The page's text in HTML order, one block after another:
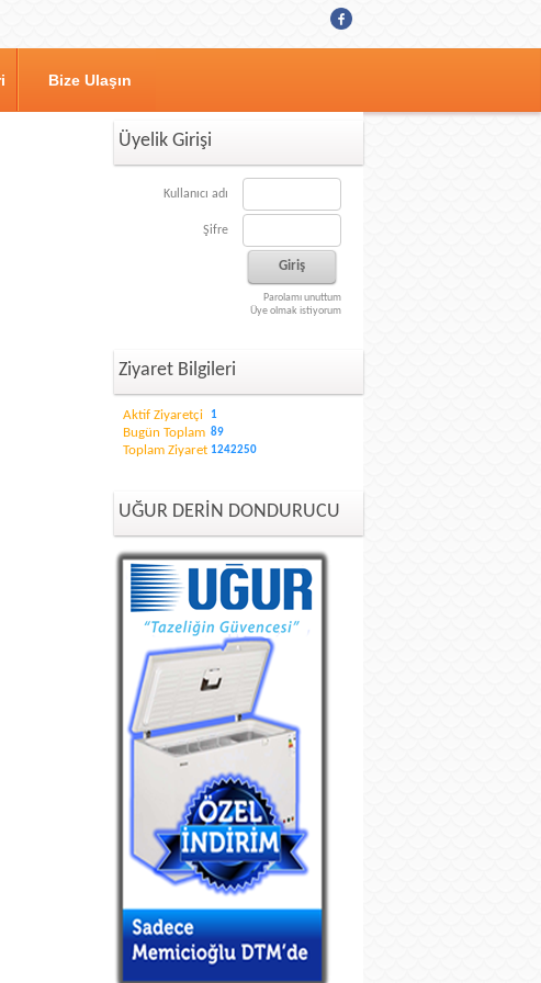
Bize Ulaşın
Üyelik Girişi
Kullanıcı adı
Şifre
Parolamı unuttum
Üye olmak istiyorum
Ziyaret Bilgileri
Aktif Ziyaretçi 1
Bugün Toplam 89
Toplam Ziyaret 1242250
UĞUR DERİN DONDURUCU